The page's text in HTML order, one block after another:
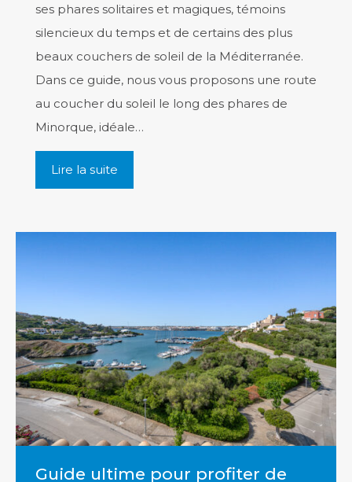
ses phares solitaires et magiques, témoins
silencieux du temps et de certains des plus
beaux couchers de soleil de la Méditerranée.
Dans ce guide, nous vous proposons une route
au coucher du soleil le long des phares de
Minorque, idéale…
Lire la suite
Guide ultime pour profiter de